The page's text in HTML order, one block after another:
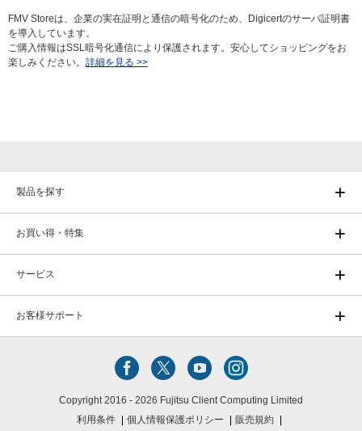
FMV Storeは、企業の実在証明と通信の暗号化のため、Digicertのサーバ証明書
を導入しています。
ご購入情報はSSL暗号化通信により保護されます。安心してショッピングをお
楽しみください。 詳細を見る >>
製品を探す
お買い得・特集
サービス
お客様サポート
Copyright 2016 - 2026 Fujitsu Client Computing Limited
利用条件
個人情報保護ポリシー 販売規約